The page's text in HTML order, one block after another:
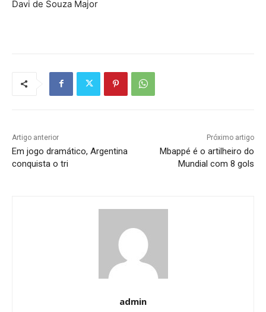
Davi de Souza Major
Artigo anterior
Em jogo dramático, Argentina
conquista o tri
Próximo artigo
Mbappé é o artilheiro do
Mundial com 8 gols
admin